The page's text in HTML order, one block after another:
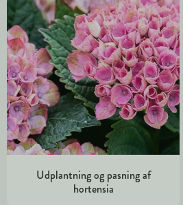
Udplantning og pasning af
hortensia